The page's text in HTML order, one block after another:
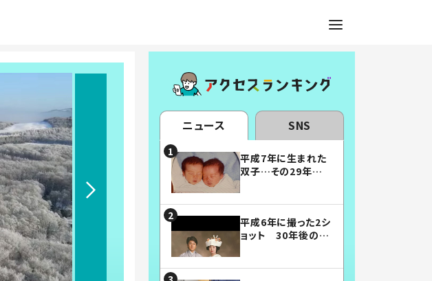
ニュース SNS
平成7年に生まれた
双子…その29年後
平成6年に撮った2シ
ョット 30年後の姿